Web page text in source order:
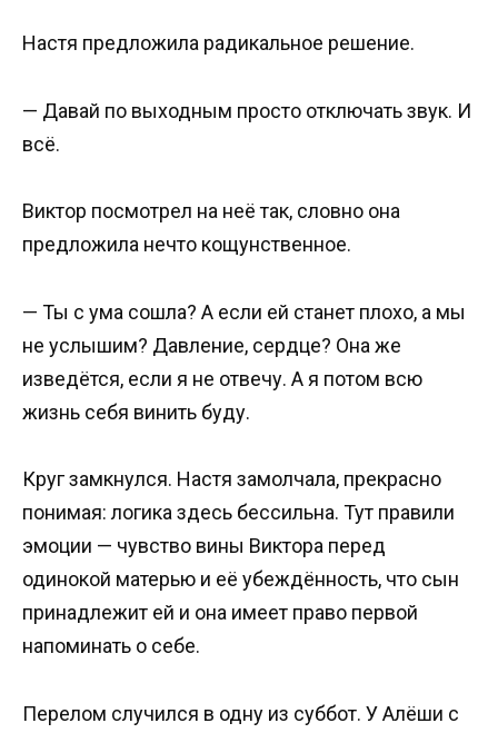
Настя предложила радикальное решение.
— Давай по выходным просто отключать звук. И
всё.
Виктор посмотрел на неё так, словно она
предложила нечто кощунственное.
— Ты с ума сошла? А если ей станет плохо, а мы
не услышим? Давление, сердце? Она же
изведётся, если я не отвечу. А я потом всю
жизнь себя винить буду.
Круг замкнулся. Настя замолчала, прекрасно
понимая: логика здесь бессильна. Тут правили
эмоции — чувство вины Виктора перед
одинокой матерью и её убеждённость, что сын
принадлежит ей и она имеет право первой
напоминать о себе.
Перелом случился в одну из суббот. У Алёши с